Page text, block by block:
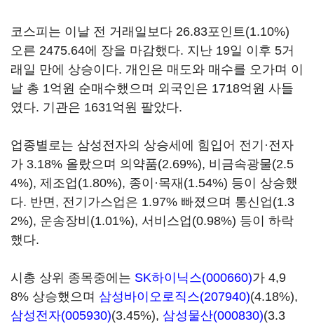
코스피는 이날 전 거래일보다 26.83포인트(1.10%)
오른 2475.64에 장을 마감했다. 지난 19일 이후 5거
래일 만에 상승이다. 개인은 매도와 매수를 오가며 이
날 총 1억원 순매수했으며 외국인은 1718억원 사들
였다. 기관은 1631억원 팔았다.
업종별로는 삼성전자의 상승세에 힘입어 전기·전자
가 3.18% 올랐으며 의약품(2.69%), 비금속광물(2.5
4%), 제조업(1.80%), 종이·목재(1.54%) 등이 상승했
다. 반면, 전기가스업은 1.97% 빠졌으며 통신업(1.3
2%), 운송장비(1.01%), 서비스업(0.98%) 등이 하락
했다.
시총 상위 종목중에는 SK하이닉스(000660)가 4,9
8% 상승했으며 삼성바이오로직스(207940)(4.18%),
삼성전자(005930)(3.45%), 삼성물산(000830)(3.3